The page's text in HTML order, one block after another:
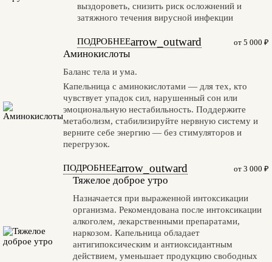
выздороветь, снизить риск осложнений и
затяжного течения вирусной инфекции
ПОДРОБНЕЕarrow_outward от 5 000 ₽
Аминокислоты
Баланс тела и ума.
Капельница с аминокислотами — для тех, кто
чувствует упадок сил, нарушенный сон или
эмоциональную нестабильность. Поддержите
метаболизм, стабилизируйте нервную систему и
верните себе энергию — без стимуляторов и
перегрузок.
ПОДРОБНЕЕarrow_outward от 3 000 ₽
Тяжелое доброе утро
Назначается при выраженной интоксикации
организма. Рекомендована после интоксикации
алкоголем, лекарственными препаратами,
наркозом. Капельница обладает
антигипоксическим и антиоксидантным
действием, уменьшает продукцию свободных